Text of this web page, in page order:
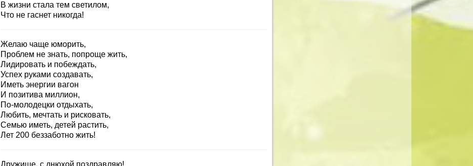
В жизни стала тем светилом,
Что не гаснет никогда!
Желаю чаще юморить,
Проблем не знать, попроще жить,
Лидировать и побеждать,
Успех руками создавать,
Иметь энергии вагон
И позитива миллион,
По-молодецки отдыхать,
Любить, мечтать и рисковать,
Семью иметь, детей растить,
Лет 200 беззаботно жить!
Дружище, с днюхой поздравляю!